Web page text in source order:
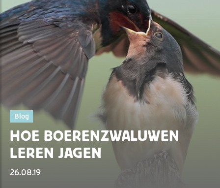
Blog
HOE BOERENZWALUWEN
LEREN JAGEN
26.08.19